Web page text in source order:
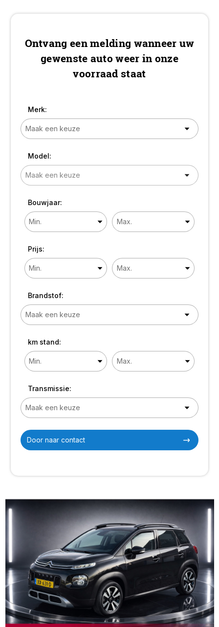
Ontvang een melding wanneer uw
gewenste auto weer in onze
voorraad staat
Merk:
Model:
Bouwjaar:
Prijs:
Brandstof:
km stand:
Transmissie:
Door naar contact